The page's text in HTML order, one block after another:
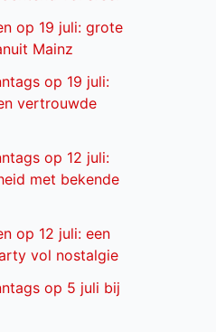
op 19 juli: grote
Mainz
op 19 juli:
vertrouwde
op 12 juli:
met bekende
op 12 juli: een
vol nostalgie
op 5 juli bij